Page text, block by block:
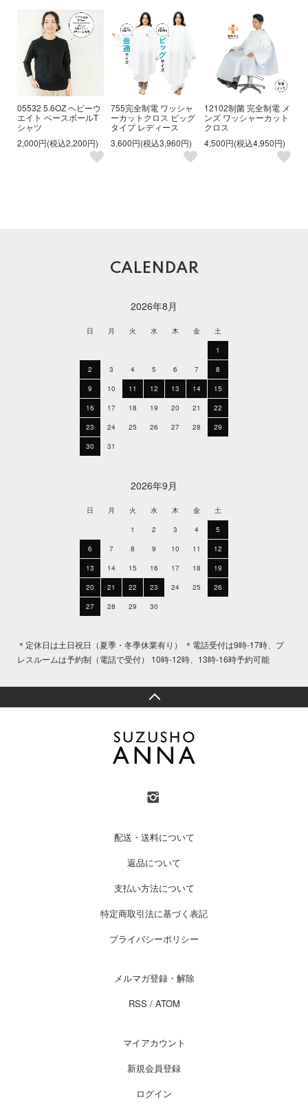
05532 5.6OZ ヘビーウ
エイト ベースボールT
シャツ
2,000円(税込2,200円)
755完全制電 ワッシャ
ーカットクロス ビッグ
タイプ レディース
3,600円(税込3,960円)
12102制菌 完全制電 メ
ンズ ワッシャーカット
クロス
4,500円(税込4,950円)
CALENDAR
2026年8月
日 月 火 水 木 金
土
1
2
3 4 5 6 7
8
9
10 11 12 13 14
15
16
17 18 19 20 21
22
23
24 25 26 27 28
29
30
31
2026年9月
日 月 火 水 木 金
土
1
2 3 4
5
6
7 8 9 10 11
12
13
14 15 16 17 18
19
20
21 22 23 24 25
26
27
28 29 30
＊定休日は土日祝日（夏季・冬季休業有り） ＊電話受付は9時-17時、プ
レスルームは予約制（電話で受付） 10時-12時、13時-16時予約可能
配送・送料について
返品について
支払い方法について
特定商取引法に基づく表記
プライバシーポリシー
メルマガ登録・解除
RSS / ATOM
マイアカウント
新規会員登録
ログイン